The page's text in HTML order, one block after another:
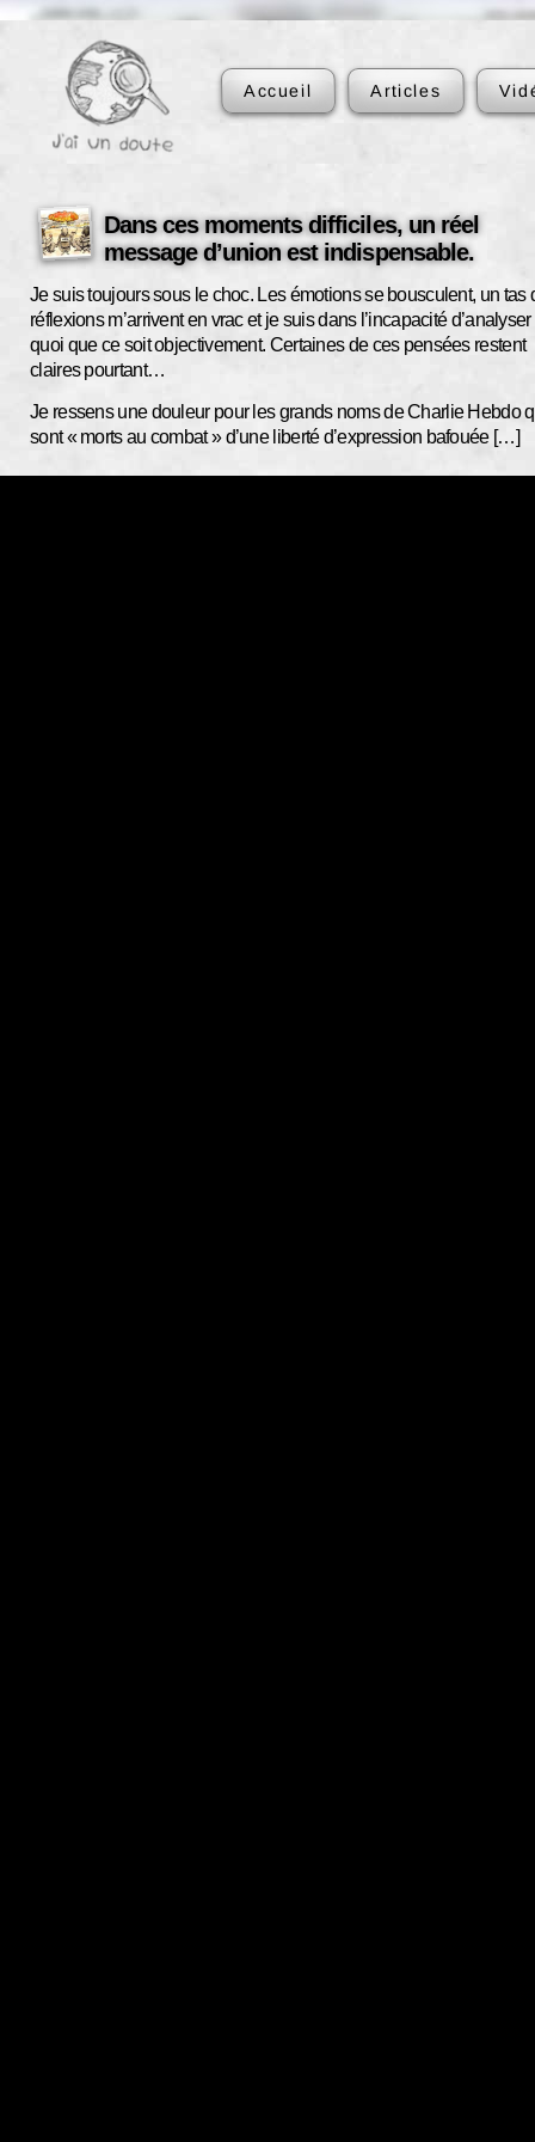
Accueil Articles
Dans ces moments difficiles, un réel
message d’union est indispensable.
Je suis toujours sous le choc. Les émotions se bousculent, un tas
réflexions m’arrivent en vrac et je suis dans l’incapacité d’analyser
quoi que ce soit objectivement. Certaines de ces pensées restent
claires pourtant…
Je ressens une douleur pour les grands noms de Charlie Hebdo
sont « morts au combat » d’une liberté d’expression bafouée […]